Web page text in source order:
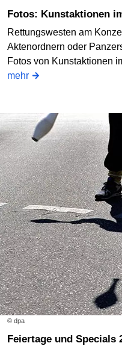
Fotos: Kunstaktionen
Rettungswesten am
Aktenordnern oder
Fotos von Kunstaktionen
mehr
© dpa
Feiertage und Specials